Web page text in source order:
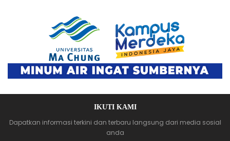
IKUTI KAMI
Dapatkan informasi terkini dan terbaru langsung dari media sosial
anda